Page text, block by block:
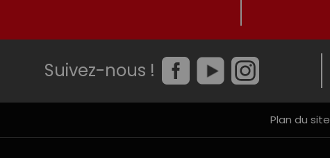
Suivez-nous !
Plan du site